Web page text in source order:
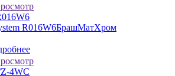
R016W6БрашМатХром